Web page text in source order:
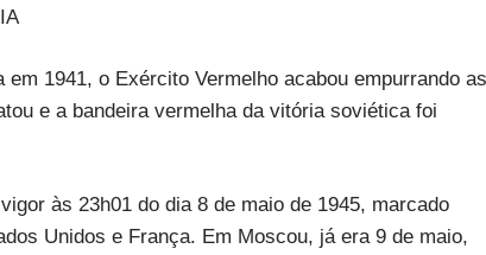
1941, o Exército Vermelho acabou empurrando as
e a bandeira vermelha da vitória soviética foi
às 23h01 do dia 8 de maio de 1945, marcado
Unidos e França. Em Moscou, já era 9 de maio,